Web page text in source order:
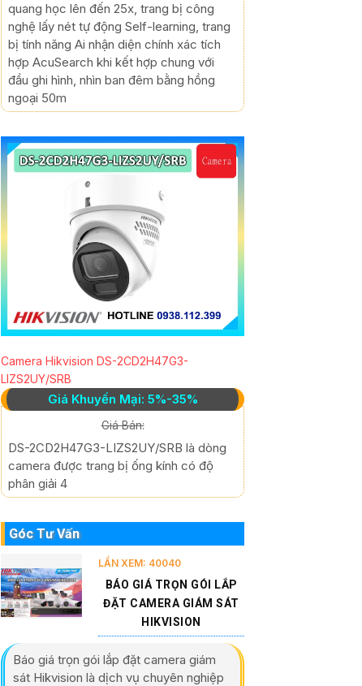
quang học lên đến 25x, trang bị công
nghệ lấy nét tự động Self-learning, trang
bị tính năng Ai nhận diện chính xác tích
hợp AcuSearch khi kết hợp chung với
đầu ghi hình, nhìn ban đêm bằng hồng
ngoại 50m
Camera Hikvision DS-2CD2H47G3-
LIZS2UY/SRB
Giá Khuyến Mại: 5%-35%
Giá Bán:
DS-2CD2H47G3-LIZS2UY/SRB là dòng
camera được trang bị ống kính có độ
phân giải 4
Góc Tư Vấn
LẦN XEM: 40040
BÁO GIÁ TRỌN GÓI LẮP
ĐẶT CAMERA GIÁM SÁT
HIKVISION
Báo giá trọn gói lắp đặt camera giám
sát Hikvision là dịch vụ chuyên nghiệp